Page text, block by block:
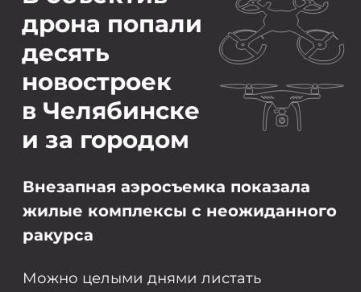
жилые комплексы с неожиданного
Можно целыми днями листать
объявления о продаже квартир на
сайтах про недвижимость и удивляться
красиво нарисованным фасадам и
дворам. А можно один раз увидеть
жилой комплекс в реальном видео,
полета. А как иначе оценить масштаб
площадки и понять, что находится
рядом: прикинуть расстояние до садика,
Взлетаем над крышами новостроек и